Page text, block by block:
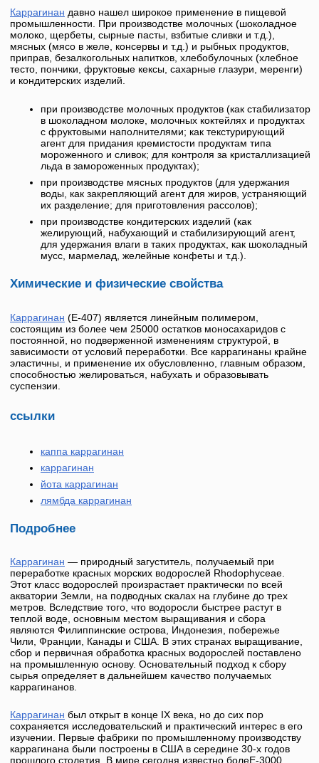
Каррагинан давно нашел широкое применение в пищевой
промышленности. При производстве молочных (шоколадное
молоко, щербеты, сырные пасты, взбитые сливки и т.д.),
мясных (мясо в желе, консервы и т.д.) и рыбных продуктов,
приправ, безалкогольных напитков, хлебобулочных (хлебное
тесто, пончики, фруктовые кексы, сахарные глазури, меренги)
и кондитерских изделий.
при производстве молочных продуктов (как стабилизатор
в шоколадном молоке, молочных коктейлях и продуктах
с фруктовыми наполнителями; как текстурирующий
агент для придания кремистости продуктам типа
мороженного и сливок; для контроля за кристаллизацией
льда в замороженных продуктах);
при производстве мясных продуктов (для удержания
воды, как закрепляющий агент для жиров, устраняющий
их разделение; для приготовления рассолов);
при производстве кондитерских изделий (как
желирующий, набухающий и стабилизирующий агент,
для удержания влаги в таких продуктах, как шоколадный
мусс, мармелад, желейные конфеты и т.д.).
Химические и физические свойства
Каррагинан (Е-407) является линейным полимером,
состоящим из более чем 25000 остатков моносахаридов с
постоянной, но подверженной изменениям структурой, в
зависимости от условий переработки. Все каррагинаны крайне
эластичны, и применение их обусловленно, главным образом,
способностью желироваться, набухать и образовывать
суспензии.
ссылки
каппа каррагинан
каррагинан
йота каррагинан
лямбда каррагинан
Подробнее
Каррагинан — природный загуститель, получаемый при
переработке красных морских водорослей Rhodophyceae.
Этот класс водорослей произрастает практически по всей
акватории Земли, на подводных скалах на глубине до трех
метров. Вследствие того, что водоросли быстрее растут в
теплой воде, основным местом выращивания и сбора
являются Филиппинские острова, Индонезия, побережье
Чили, Франции, Канады и США. В этих странах выращивание,
сбор и первичная обработка красных водорослей поставлено
на промышленную основу. Основательный подход к сбору
сырья определяет в дальнейшем качество получаемых
каррагинанов.
Каррагинан был открыт в конце IX века, но до сих пор
сохраняется исследовательский и практический интерес в его
изучении. Первые фабрики по промышленному производству
каррагинана были построены в США в середине 30-х годов
прошлого столетия. В мире сегодня известно болеЕ-3000